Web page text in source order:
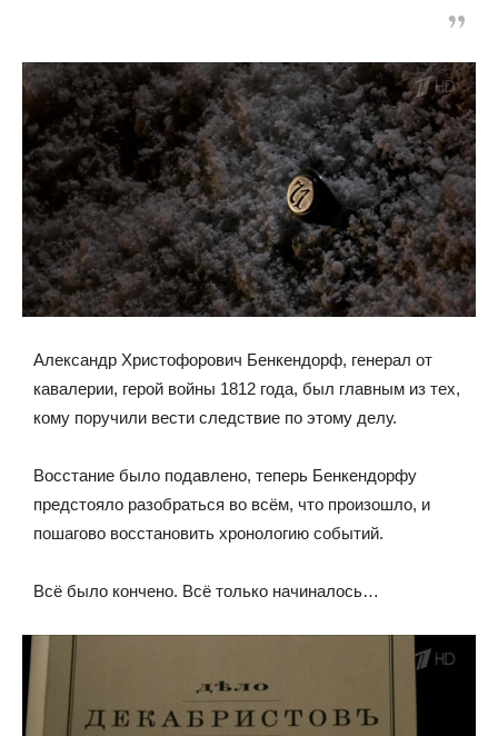
Александр Христофорович Бенкендорф, генерал от
кавалерии, герой войны 1812 года, был главным из тех,
кому поручили вести следствие по этому делу.
Восстание было подавлено, теперь Бенкендорфу
предстояло разобраться во всём, что произошло, и
пошагово восстановить хронологию событий.
Всё было кончено. Всё только начиналось…